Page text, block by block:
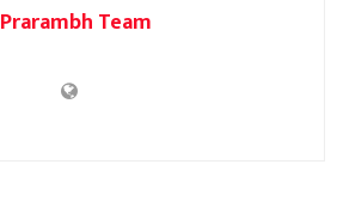
Prarambh Team